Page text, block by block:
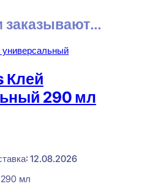
заказывают...
Клей
290 мл
12.08.2026
290 мл